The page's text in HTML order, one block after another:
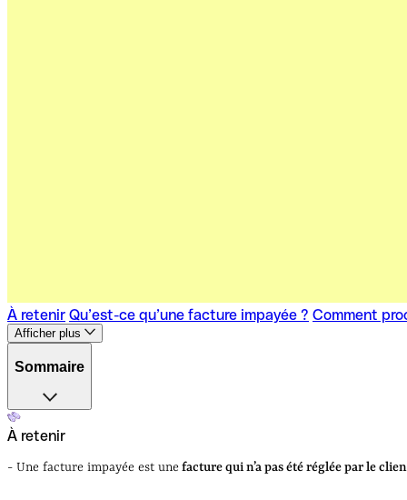
À retenir Qu’est-ce qu’une facture impayée ? Comment
Afficher plus
Sommaire
À retenir Qu’est-ce qu’une facture impayée ?
À retenir
- Une facture impayée est une facture qui n’a pas été réglée par le